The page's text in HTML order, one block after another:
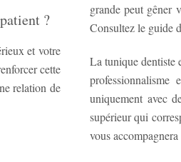
?
et votre
cette
relation de
grande peut gêner
Consultez le guide
La tunique dentiste
uniquement avec
supérieur qui
vous